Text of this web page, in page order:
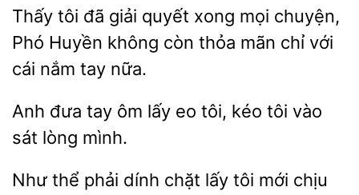
tôi đã giải quyết xong mọi chuyện,
Phó
không còn thỏa mãn chỉ với
nắm tay nữa.
Anh đưa tay lấy eo tôi, kéo
vào
lòng mình.
Như thể phải dính
lấy tôi mới chịu